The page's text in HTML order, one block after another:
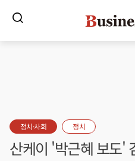
정치·사회 정치
산케이 '박근혜 보도'